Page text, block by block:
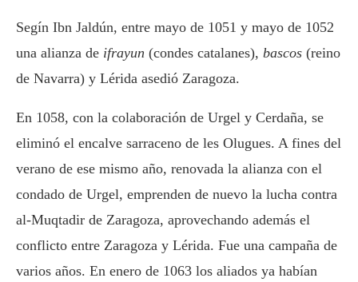
Segín Ibn Jaldún, entre mayo de 1051 y mayo de 1052
una alianza de ifrayun (condes catalanes), bascos (reino
de Navarra) y Lérida asedió Zaragoza.
En 1058, con la colaboración de Urgel y Cerdaña, se
eliminó el encalve sarraceno de les Olugues. A fines del
verano de ese mismo año, renovada la alianza con el
condado de Urgel, emprenden de nuevo la lucha contra
al-Muqtadir de Zaragoza, aprovechando además el
conflicto entre Zaragoza y Lérida. Fue una campaña de
varios años. En enero de 1063 los aliados ya habían